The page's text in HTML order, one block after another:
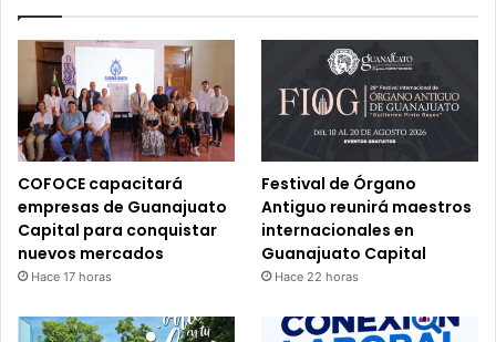
COFOCE capacitará
empresas de Guanajuato
Capital para conquistar
nuevos mercados
Hace 17 horas
Festival de Órgano
Antiguo reunirá maestros
internacionales en
Guanajuato Capital
Hace 22 horas